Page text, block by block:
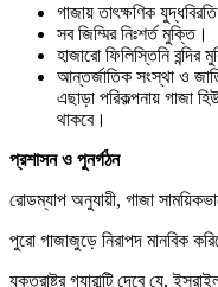
গাজায় তাৎক্ষণিক
সব জিম্মির নিঃশর্ত মুক্তি।
হাজারো ফিলিস্তিনি
আন্তর্জাতিক সংস্থা ও
এছাড়া পরিকল্পনায় গাজা
থাকবে।
প্রশাসন ও পুনর্গঠন
রোডম্যাপ অনুযায়ী, গাজা
পুরো গাজাজুড়ে নিরাপদ মানবিক
যুক্তরাষ্ট্র গ্যারান্টি দেবে যে,